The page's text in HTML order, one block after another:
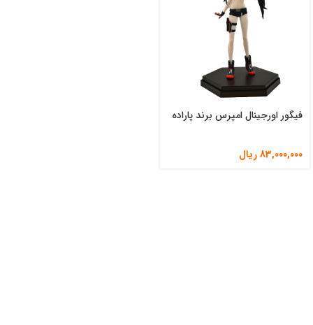
فیگور اورجینال امپرس برند پاراده
83,000,000ریال